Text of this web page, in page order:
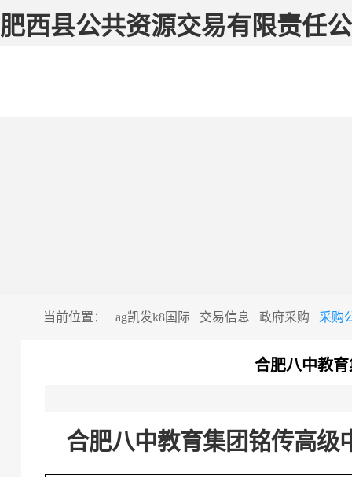
肥西县公共资源交易有限责任
当前位置： ag凯发k8国际 交易信息 政府采购 采购
合肥八中教
合肥八中教育集团铭传高级